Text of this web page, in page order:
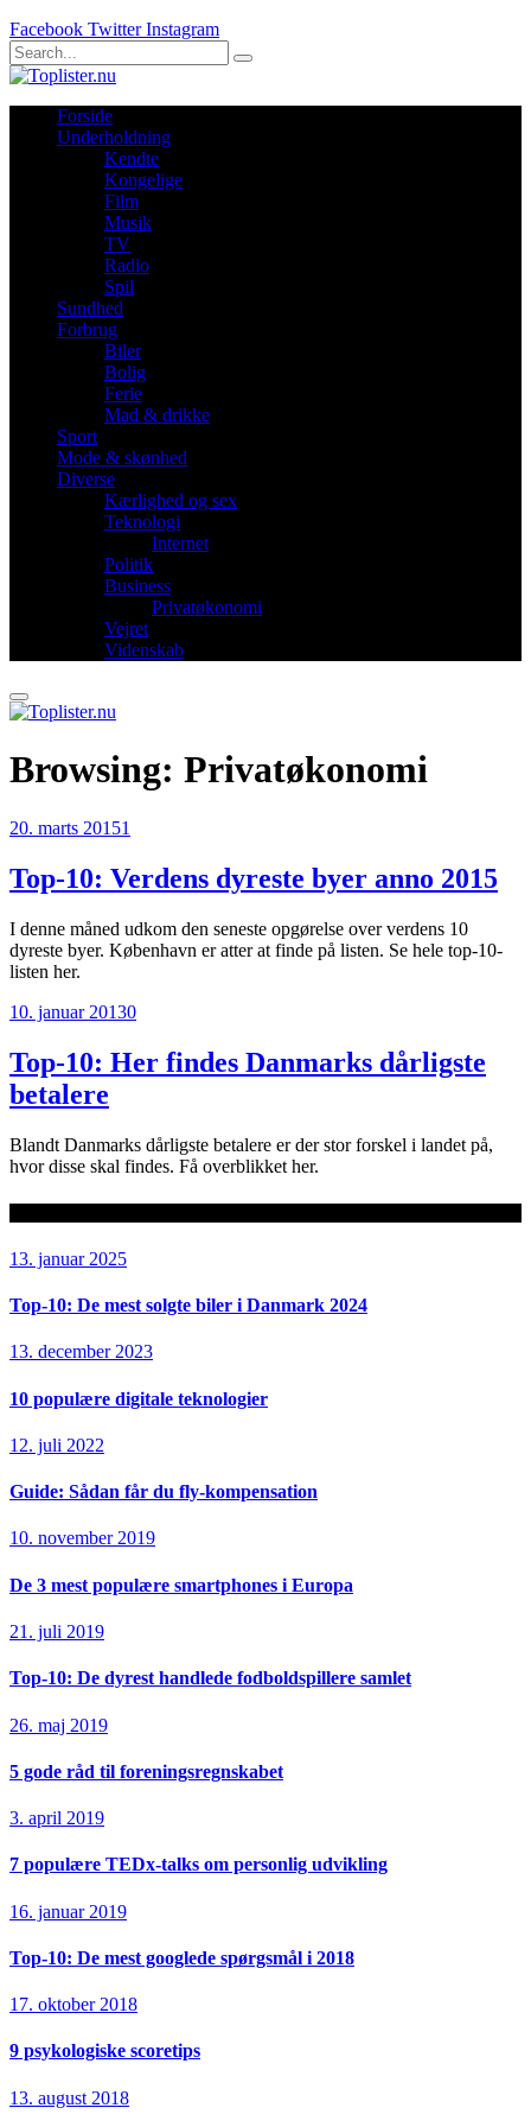
Facebook Twitter Instagram
Forside
Underholdning
Kendte
Kongelige
Film
Musik
TV
Radio
Spil
Sundhed
Forbrug
Biler
Bolig
Ferie
Mad & drikke
Sport
Mode & skønhed
Diverse
Kærlighed og sex
Teknologi
Internet
Politik
Business
Privatøkonomi
Vejret
Videnskab
Browsing: Privatøkonomi
20. marts 20151
Top-10: Verdens dyreste byer anno 2015
I denne måned udkom den seneste opgørelse over verdens 10
dyreste byer. København er atter at finde på listen. Se hele top-10-
listen her.
10. januar 20130
Top-10: Her findes Danmarks dårligste
betalere
Blandt Danmarks dårligste betalere er der stor forskel i landet på,
hvor disse skal findes. Få overblikket her.
13. januar 2025
Top-10: De mest solgte biler i Danmark 2024
13. december 2023
10 populære digitale teknologier
12. juli 2022
Guide: Sådan får du fly-kompensation
10. november 2019
De 3 mest populære smartphones i Europa
21. juli 2019
Top-10: De dyrest handlede fodboldspillere samlet
26. maj 2019
5 gode råd til foreningsregnskabet
3. april 2019
7 populære TEDx-talks om personlig udvikling
16. januar 2019
Top-10: De mest googlede spørgsmål i 2018
17. oktober 2018
9 psykologiske scoretips
13. august 2018